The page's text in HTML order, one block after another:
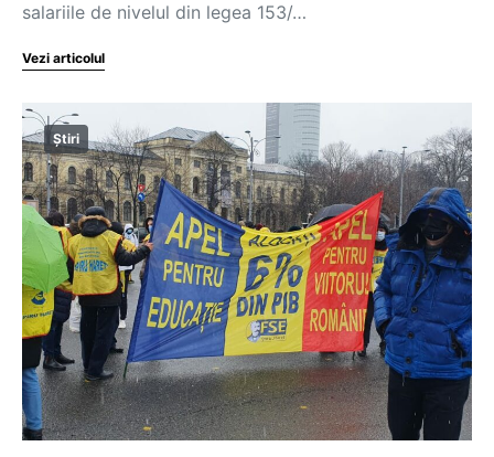
salariile de nivelul din legea 153/…
Vezi articolul
Știri